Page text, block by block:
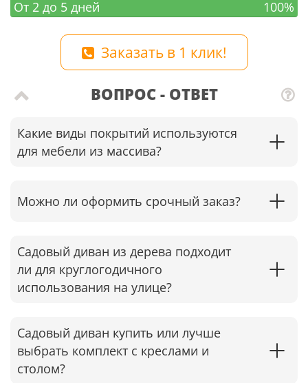
От 2 до 5 дней 100%
Заказать в 1 клик!
ВОПРОС - ОТВЕТ
Какие виды покрытий используются
для мебели из массива?
Можно ли оформить срочный заказ?
Садовый диван из дерева подходит
ли для круглогодичного
использования на улице?
Садовый диван купить или лучше
выбрать комплект с креслами и
столом?